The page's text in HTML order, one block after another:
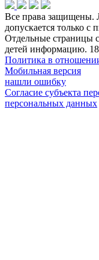
Все права защищены.
допускается только с
Отдельные страницы
детей информацию.
Политика в
Мобильная версия
нашли ошибку
Согласие субъекта
персональных данных